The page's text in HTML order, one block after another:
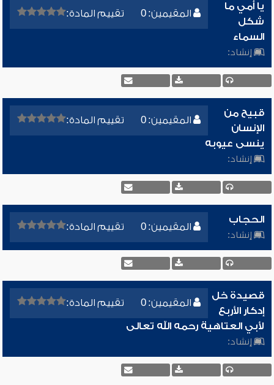
المقيمين: 0 تقييم المادة:
يا أمي ما
شكل
السماء
إنشاد:
المقيمين: 0 تقييم المادة:
قبيح من
الإنسان
ينسى عيوبه
إنشاد:
المقيمين: 0 تقييم المادة:
الحجاب
إنشاد:
المقيمين: 0 تقييم المادة:
قصيدة خل
إدكار الأربع
لأبي العتاهية رحمه الله تعالى
إنشاد: